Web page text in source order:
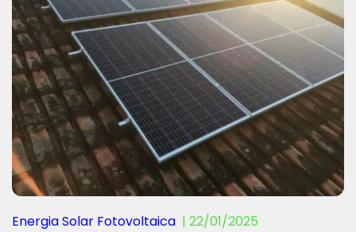
Energia Solar Fotovoltaica
  |
22/01/2025